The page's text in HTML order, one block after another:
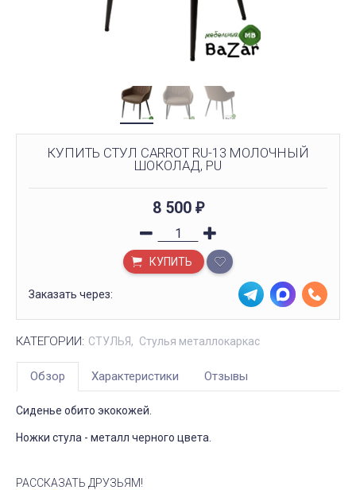
КУПИТЬ СТУЛ CARROT RU-13 МОЛОЧНЫЙ
ШОКОЛАД, PU
8 500 ₽
КУПИТЬ
Заказать через:
КАТЕГОРИИ: СТУЛЬЯ Стулья металлокаркас
Обзор Характеристики Отзывы
Сиденье обито экокожей.
Ножки стула - металл черного цвета.
РАССКАЗАТЬ ДРУЗЬЯМ!